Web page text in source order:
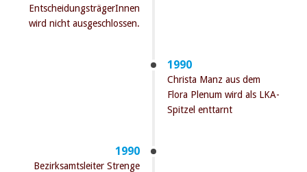
EntscheidungsträgerInnen
wird nicht ausgeschlossen.
1990
Christa Manz aus dem
Flora Plenum wird als LKA-
Spitzel enttarnt
1990
Bezirksamtsleiter Strenge